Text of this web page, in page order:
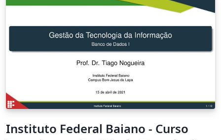
Instituto Federal Baiano - Curso